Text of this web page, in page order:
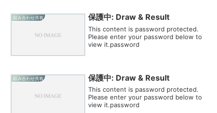
組み合わせ共有 保護中: Draw & Result
This content is password protected.
Please enter your password below to
view it.password
組み合わせ共有 保護中: Draw & Result
This content is password protected.
Please enter your password below to
view it.password